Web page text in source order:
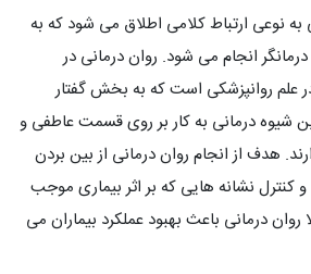
به نوعی ارتباط کلامی اطلاق می شود که به
انجام می شود. روان درمانی در
روانپزشکی است که به بخش گفتار
شیوه درمانی به کار بر روی قسمت عاطفی و
هدف از انجام روان درمانی از بین بردن
کنترل نشانه هایی که بر اثر بیماری موجب
درمانی باعث بهبود عملکرد بیماران می